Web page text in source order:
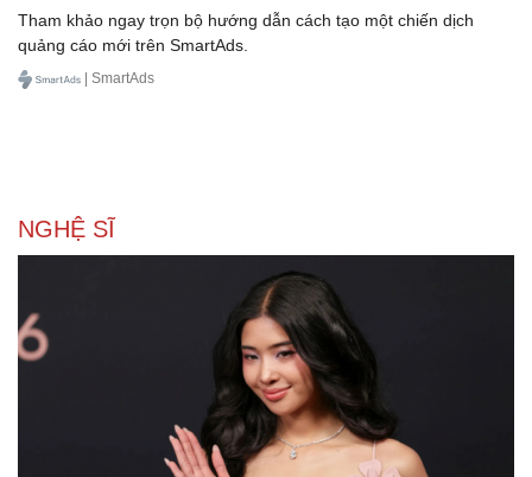
Tham khảo ngay trọn bộ hướng dẫn cách tạo một chiến dịch
quảng cáo mới trên SmartAds.
| SmartAds
NGHỆ SĨ